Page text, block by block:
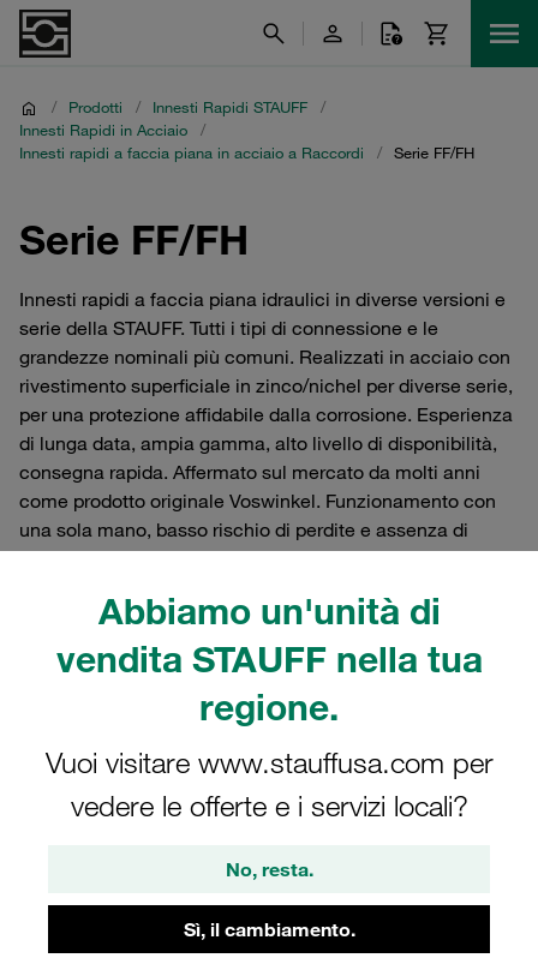
Abbiamo un'unità di
vendita STAUFF nella tua
regione.
Vuoi visitare www.stauffusa.com per
vedere le offerte e i servizi locali?
No, resta.
Sì, il cambiamento.
/ Prodotti / Innesti Rapidi STAUFF
/
Innesti Rapidi in Acciaio
/
Innesti rapidi a faccia piana in acciaio a Raccordi
/ Serie FF/FH
Serie FF/FH
Innesti rapidi a faccia piana idraulici in diverse versioni e
serie della STAUFF. Tutti i tipi di connessione e le
grandezze nominali più comuni. Realizzati in acciaio con
rivestimento superficiale in zinco/nichel per diverse serie,
per una protezione affidabile dalla corrosione. Esperienza
di lunga data, ampia gamma, alto livello di disponibilità,
consegna rapida. Affermato sul mercato da molti anni
come prodotto originale Voswinkel. Funzionamento con
una sola mano, basso rischio di perdite e assenza di
ingresso di aria nel circuito idraulico per l'uso
Innesti rapidi a faccia piana in acciaio a Raccordi
3 Categorie
Innesto femmina
Mostra tutti